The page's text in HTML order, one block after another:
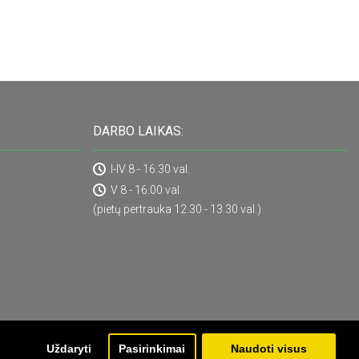
Uždaryti Pasirinkimai Naudoti visus
DARBO LAIKAS:
I-IV 8 - 16.30 val.
V 8 - 16.00 val.
(pietų pertrauka 12.30 - 13.30 val.)